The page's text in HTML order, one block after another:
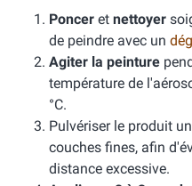
Poncer et nettoyer
de peindre avec un
Agiter la peinture
température de
°C.
Pulvériser le produit
couches fines, afin
distance excessive.